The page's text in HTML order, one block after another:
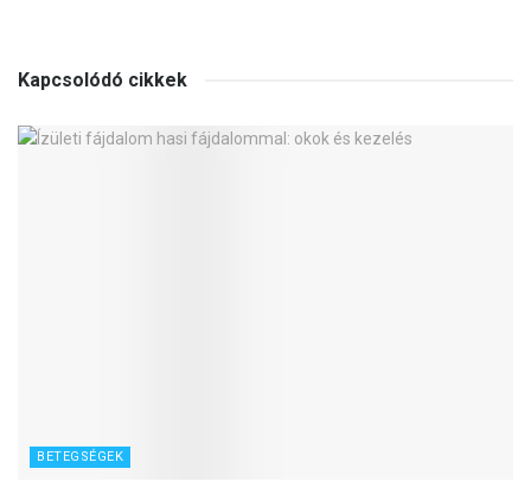
Kapcsolódó cikkek
BETEGSÉGEK